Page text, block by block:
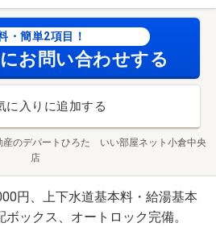
・簡単2項目！
お問い合わせする
に入りに追加する
産のデパートひろた いい部屋ネット小倉中央
店
円、上下水道基本料・給湯基本
ックス、オートロック完備。